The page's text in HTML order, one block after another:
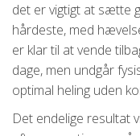
det er vigtigt at sætte
hårdeste, med
er klar til at vende
dage, men undgår
optimal heling uden
Det endelige resultat